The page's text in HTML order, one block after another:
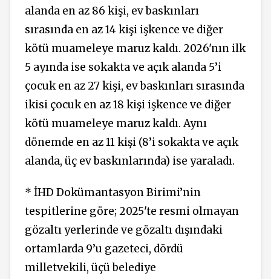
alanda en az 86 kişi, ev baskınları
sırasında en az 14 kişi işkence ve diğer
kötü muameleye maruz kaldı. 2026'nın ilk
5 ayında ise sokakta ve açık alanda 5’i
çocuk en az 27 kişi, ev baskınları sırasında
ikisi çocuk en az 18 kişi işkence ve diğer
kötü muameleye maruz kaldı. Aynı
dönemde en az 11 kişi (8’i sokakta ve açık
alanda, üç ev baskınlarında) ise yaraladı.
* İHD Dokümantasyon Birimi’nin
tespitlerine göre; 2025'te resmi olmayan
gözaltı yerlerinde ve gözaltı dışındaki
ortamlarda 9’u gazeteci, dördü
milletvekili, üçü belediye